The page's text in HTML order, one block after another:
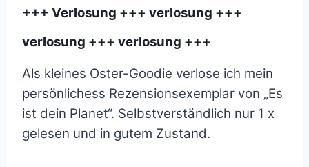
+++ Verlosung +++ verlosung +++
verlosung +++ verlosung +++
Als kleines Oster-Goodie verlose ich mein
persönlichess Rezensionsexemplar von „Es
ist dein Planet“. Selbstverständlich nur 1 x
gelesen und in gutem Zustand.